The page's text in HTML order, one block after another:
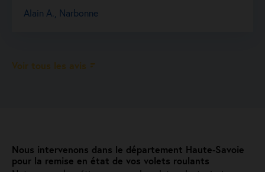
Nous intervenons dans le département Haute-Savoie
pour la remise en état de vos volets roulants
Alain A., Narbonne
Voir tous les avis